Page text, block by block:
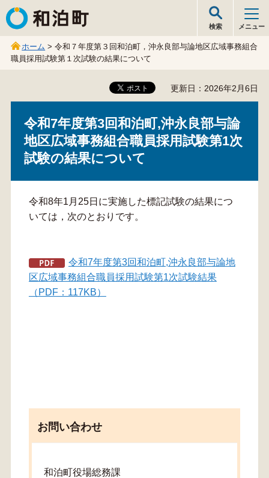
和泊町
検索 メニュー
ホーム > 令和７年度第３回和泊町，沖永良部与論地区広域事務組合
職員採用試験第１次試験の結果について
更新日：2026年2月6日
令和7年度第3回和泊町,沖永良部与論
地区広域事務組合職員採用試験第1次
試験の結果について
令和8年1月25日に実施した標記試験の結果につ
いては，次のとおりです。
令和7年度第3回和泊町,沖永良部与論地
区広域事務組合職員採用試験第1次試験結果
（PDF：117KB）
お問い合わせ
和泊町役場総務課